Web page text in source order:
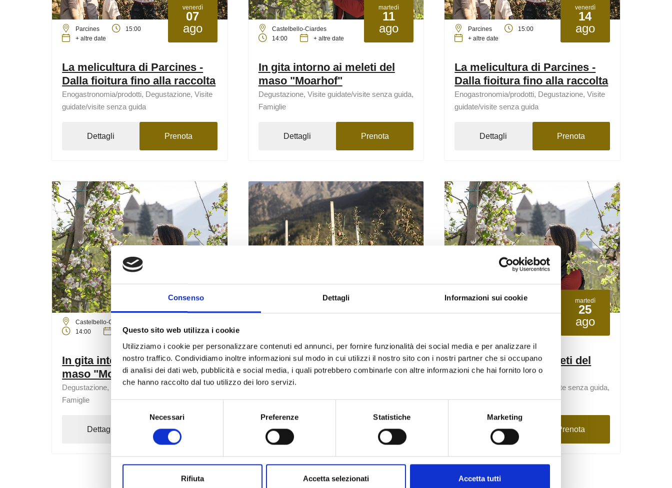
Consenso Dettagli Informazioni sui cookie
Questo sito web utilizza i cookie
Utilizziamo i cookie per personalizzare contenuti ed annunci, per fornire funzionalità dei social media e per analizzare il
nostro traffico. Condividiamo inoltre informazioni sul modo in cui utilizzi il nostro sito con i nostri partner che si occupano
di analisi dei dati web, pubblicità e social media, i quali potrebbero combinarle con altre informazioni che hai fornito loro o
che hanno raccolto dal tuo utilizzo dei loro servizi.
Necessari Preferenze Statistiche Marketing
Rifiuta Accetta selezionati Accetta tutti
venerdì
07
ago
Parcines
15:00
+ altre date
La melicultura di Parcines -
Dalla fioitura fino alla raccolta
Enogastronomia/prodotti, Degustazione, Visite
guidate/visite senza guida
Dettagli Prenota
martedì
11
ago
Castelbello-Ciardes
14:00
+ altre date
In gita intorno ai meleti del
maso "Moarhof"
Degustazione, Visite guidate/visite senza guida,
Famiglie
Dettagli Prenota
venerdì
14
ago
Parcines
15:00
+ altre date
La melicultura di Parcines -
Dalla fioitura fino alla raccolta
Enogastronomia/prodotti, Degustazione, Visite
guidate/visite senza guida
Dettagli Prenota
martedì
18
Castelbello-Ciardes
14:00
+ altre date
In gita intorno ai meleti del
maso "Moarhof"
Degustazione, Visite guidate/visite senza guida,
Famiglie
Dettagli Prenota
21
La melicultura di Parcines -
Dalla fioitura fino alla raccolta
Enogastronomia/prodotti, Degustazione, Visite
guidate/visite senza guida
Dettagli Prenota
martedì
25
ago
In gita intorno ai meleti del
maso "Moarhof"
Degustazione, Visite guidate/visite senza guida,
Famiglie
Dettagli Prenota
2 3 4